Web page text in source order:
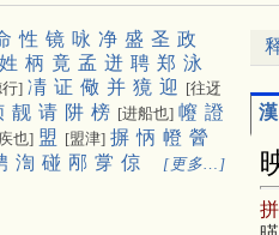
性 镜 咏 净 盛 圣 政
姓 柄 竟 孟 迸 聘 郑 泳
行] 凊 证 儆 并 獍 迎 [往迓
靓 请 阱 榜 [进船也] 㡧 證
也] 盟 [盟津] 摒 怲 㡠 醟
渹 碰 邴 牚 倞 [更多…]